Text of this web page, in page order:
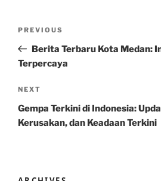
Previous
Post
PREVIOUS
Berita Terbaru Kota Medan:
Terpercaya
Next
Post
NEXT
Gempa Terkini di Indonesia:
Kerusakan, dan Keadaan Terkini